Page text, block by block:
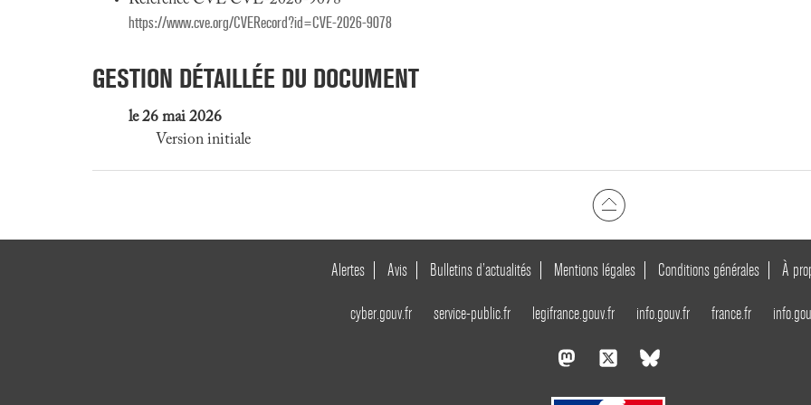
https://www.cve.org/CVERecord?id=CVE-2026-9078
GESTION DÉTAILLÉE DU DOCUMENT
le 26 mai 2026
Version initiale
Alertes Avis Bulletins d’actualités Mentions légales Conditions générales À
cyber.gouv.fr service-public.fr legifrance.gouv.fr info.gouv.fr france.fr